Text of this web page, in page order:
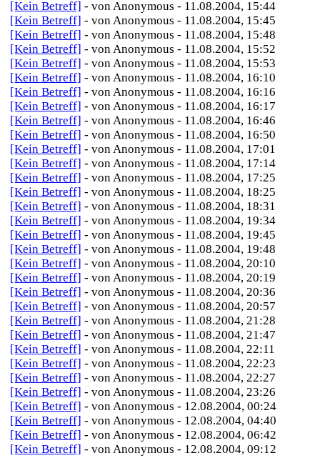
[Kein Betreff] - von Anonymous - 11.08.2004, 15:44
[Kein Betreff] - von Anonymous - 11.08.2004, 15:45
[Kein Betreff] - von Anonymous - 11.08.2004, 15:48
[Kein Betreff] - von Anonymous - 11.08.2004, 15:52
[Kein Betreff] - von Anonymous - 11.08.2004, 15:53
[Kein Betreff] - von Anonymous - 11.08.2004, 16:10
[Kein Betreff] - von Anonymous - 11.08.2004, 16:16
[Kein Betreff] - von Anonymous - 11.08.2004, 16:17
[Kein Betreff] - von Anonymous - 11.08.2004, 16:46
[Kein Betreff] - von Anonymous - 11.08.2004, 16:50
[Kein Betreff] - von Anonymous - 11.08.2004, 17:01
[Kein Betreff] - von Anonymous - 11.08.2004, 17:14
[Kein Betreff] - von Anonymous - 11.08.2004, 17:25
[Kein Betreff] - von Anonymous - 11.08.2004, 18:25
[Kein Betreff] - von Anonymous - 11.08.2004, 18:31
[Kein Betreff] - von Anonymous - 11.08.2004, 19:34
[Kein Betreff] - von Anonymous - 11.08.2004, 19:45
[Kein Betreff] - von Anonymous - 11.08.2004, 19:48
[Kein Betreff] - von Anonymous - 11.08.2004, 20:10
[Kein Betreff] - von Anonymous - 11.08.2004, 20:19
[Kein Betreff] - von Anonymous - 11.08.2004, 20:36
[Kein Betreff] - von Anonymous - 11.08.2004, 20:57
[Kein Betreff] - von Anonymous - 11.08.2004, 21:28
[Kein Betreff] - von Anonymous - 11.08.2004, 21:47
[Kein Betreff] - von Anonymous - 11.08.2004, 22:11
[Kein Betreff] - von Anonymous - 11.08.2004, 22:23
[Kein Betreff] - von Anonymous - 11.08.2004, 22:27
[Kein Betreff] - von Anonymous - 11.08.2004, 23:26
[Kein Betreff] - von Anonymous - 12.08.2004, 00:24
[Kein Betreff] - von Anonymous - 12.08.2004, 04:40
[Kein Betreff] - von Anonymous - 12.08.2004, 06:42
[Kein Betreff] - von Anonymous - 12.08.2004, 09:12